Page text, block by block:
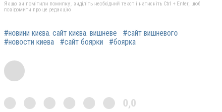
Якщо ви помітили помилку, виділіть необхідний текст і натисніть Ctrl + Enter, щоб
повідомити про це редакцію
#новини києва. сайт києва. вишневе
#сайт вишневого
#новости киева
#сайт боярки #боярка
0,0